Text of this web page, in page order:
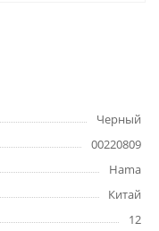
Черный
00220809
Hama
Китай
12